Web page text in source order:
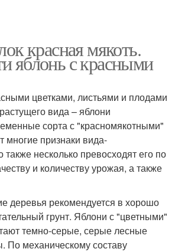
красная мякоть.
яблонь с красными
цветками, листьями и плодами
вида – яблони
сорта с "красномякотными"
многие признаки вида-
также несколько превосходят его по
и количеству урожая, а также
деревья рекомендуется в хорошо
грунт. Яблони с "цветными"
темно-серые, серые лесные
По механическому составу